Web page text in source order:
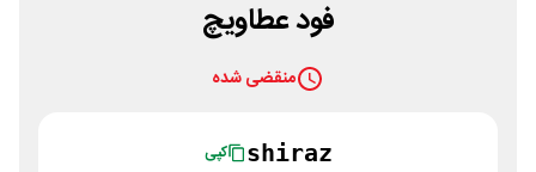
فود عطاویچ
منقضی شده
shiraz کپی